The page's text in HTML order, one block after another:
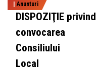
|Anunturi
DISPOZIŢIE privind
convocarea
Consiliului
Local